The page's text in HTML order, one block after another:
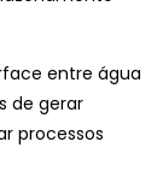
entre água
de gerar
processos